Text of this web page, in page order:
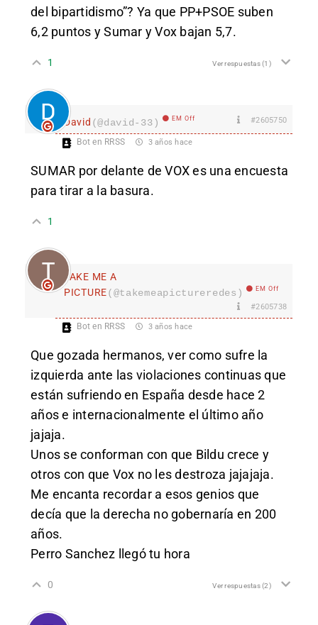
del bipartidismo”? Ya que PP+PSOE suben
6,2 puntos y Sumar y Vox bajan 5,7.
1 Ver respuestas(1)
David (@david-33) EM Off #2605750
Bot en RRSS 3 años hace
SUMAR por delante de VOX es una encuesta
para tirar a la basura.
1
TAKE ME A
PICTURE(@takemeapictureredes) EM Off
#2605738
Bot en RRSS 3 años hace
Que gozada hermanos, ver como sufre la
izquierda ante las violaciones continuas que
están sufriendo en España desde hace 2
años e internacionalmente el último año
jajaja.
Unos se conforman con que Bildu crece y
otros con que Vox no les destroza jajajaja.
Me encanta recordar a esos genios que
decía que la derecha no gobernaría en 200
años.
Perro Sanchez llegó tu hora
0 Ver respuestas(2)